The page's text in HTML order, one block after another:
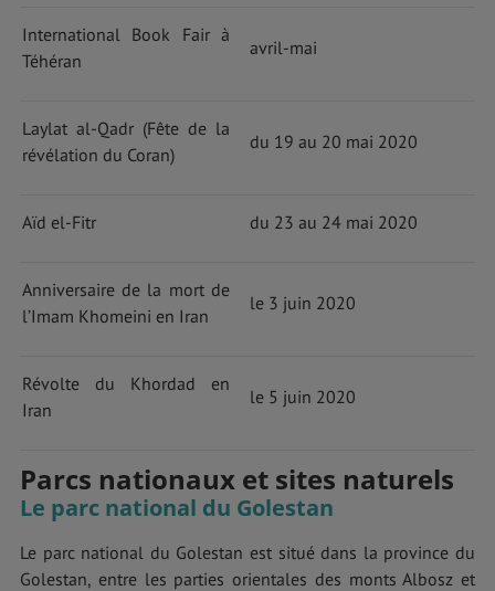
International Book Fair à
Téhéran
avril-mai
Laylat al-Qadr (Fête de la
révélation du Coran)
du 19 au 20 mai 2020
Aïd el-Fitr du 23 au 24 mai 2020
Anniversaire de la mort de
l’Imam Khomeini en Iran
le 3 juin 2020
Révolte du Khordad en
Iran
le 5 juin 2020
Parcs nationaux et sites naturels
Le parc national du Golestan
Le parc national du Golestan est situé dans la province du
Golestan, entre les parties orientales des monts Albosz et